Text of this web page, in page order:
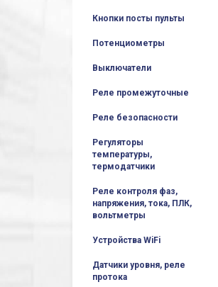
Кнопки посты пульты
Потенциометры
Выключатели
Реле промежуточные
Реле безопасности
Регуляторы
температуры,
термодатчики
Реле контроля фаз,
напряжения, тока, ПЛК,
вольтметры
Устройства WiFi
Датчики уровня, реле
протока